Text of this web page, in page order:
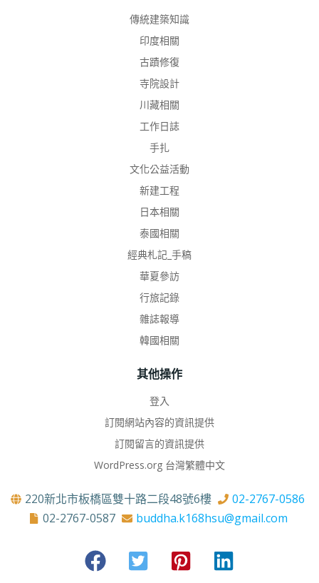
傳統建築知識
印度相關
古蹟修復
寺院設計
川藏相關
工作日誌
手扎
文化公益活動
新建工程
日本相關
泰國相關
經典札記_手稿
華夏參訪
行旅記錄
雜誌報導
韓國相關
其他操作
登入
訂閱網站內容的資訊提供
訂閱留言的資訊提供
WordPress.org 台灣繁體中文
220新北市板橋區雙十路二段48號6樓
02-2767-0586
02-2767-0587
buddha.k168hsu@gmail.com